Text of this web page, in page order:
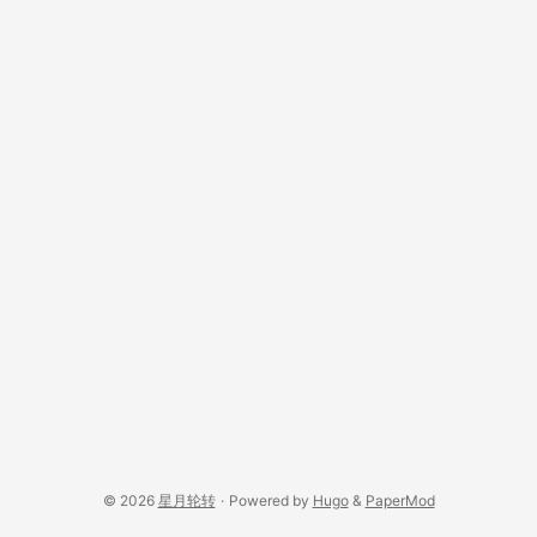
© 2026 星月轮转 · Powered by Hugo& PaperMod